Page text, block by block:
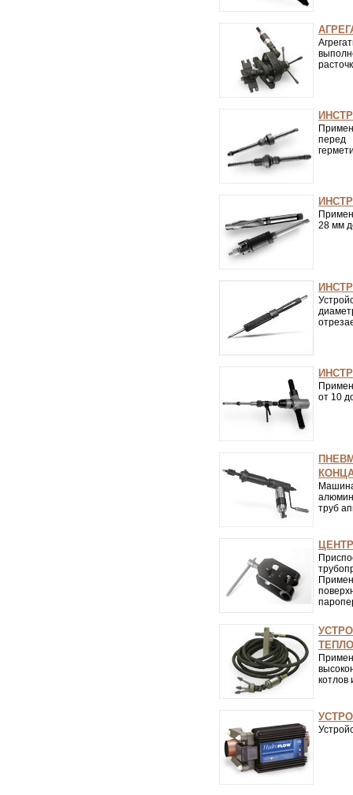
28 мм
от 10
труб
котлов